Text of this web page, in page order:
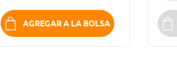
AGREGAR A LA BOLSA